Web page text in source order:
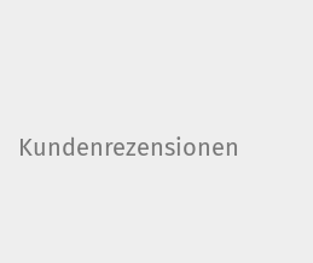
Kundenrezensionen